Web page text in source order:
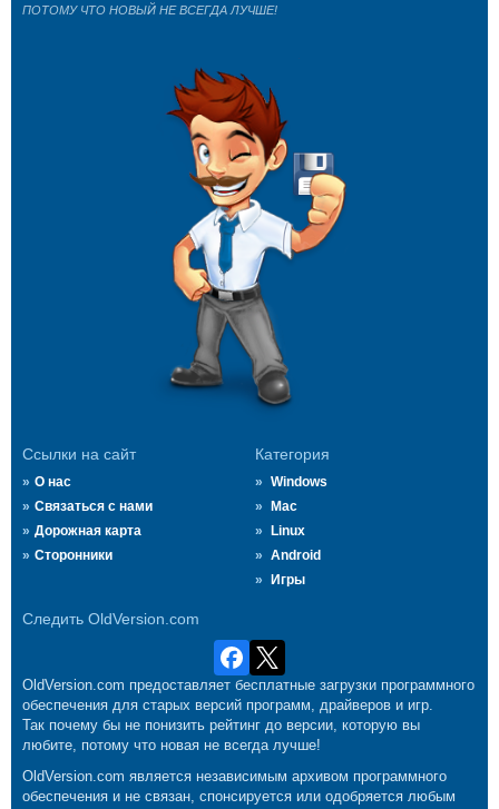
Ссылки на сайт
О нас
Связаться с нами
Дорожная карта
Сторонники
Категория
Windows
Mac
Linux
Android
Игры
Следить OldVersion.com
ПОТОМУ ЧТО НОВЫЙ НЕ ВСЕГДА ЛУЧШЕ!
OldVersion.com предоставляет бесплатные загрузки программного
обеспечения для старых версий программ, драйверов и игр.
Так почему бы не понизить рейтинг до версии, которую вы
любите, потому что новая не всегда лучше!
OldVersion.com является независимым архивом программного
обеспечения и не связан, спонсируется или одобряется любым